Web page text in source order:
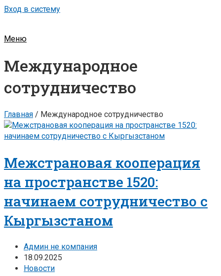
Вход в систему
Меню
Международное
сотрудничество
Главная / Международное сотрудничество
Межстрановая кооперация
на пространстве 1520:
начинаем сотрудничество с
Кыргызстаном
Админ не компания
18.09.2025
Новости